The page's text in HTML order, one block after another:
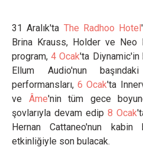
31 Aralık'ta The Radhoo Hotel
Brina Krauss, Holder ve Neo
program,4 Ocak'ta Diynamic'in
Ellum Audio'nun
performansları,6 Ocak'ta
ve Âme'nin tüm gece
şovlarıyla devam edip 8 Ocak
Hernan Cattaneo'nun kabin
etkinliğiyle son bulacak.